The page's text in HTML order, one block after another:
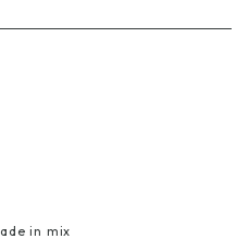
in mix